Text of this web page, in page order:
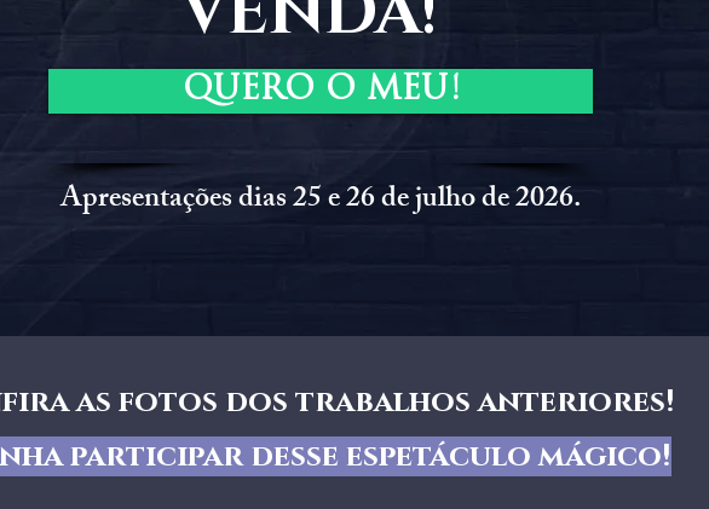
QUERO O MEU!
Apresentações dias 25 e 26 de julho de 2026.
as fotos dos trabalhos anteriores!
participar desse espetáculo mágico!